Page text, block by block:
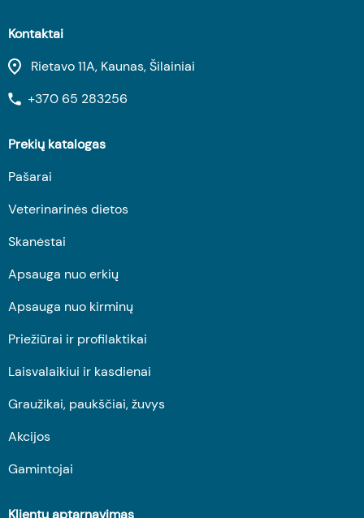
Kontaktai
Rietavo 11A, Kaunas, Šilainiai
+370 65 283256
Prekių katalogas
Pašarai
Veterinarinės dietos
Skanėstai
Apsauga nuo erkių
Apsauga nuo kirminų
Priežiūrai ir profilaktikai
Laisvalaikiui ir kasdienai
Graužikai, paukščiai, žuvys
Akcijos
Gamintojai
Klientų aptarnavimas